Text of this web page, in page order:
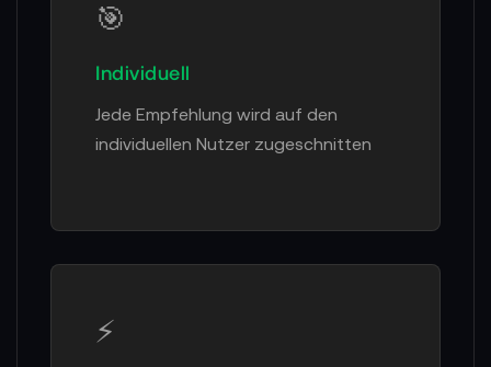
🎯
Individuell
Jede Empfehlung wird auf den
individuellen Nutzer zugeschnitten
⚡